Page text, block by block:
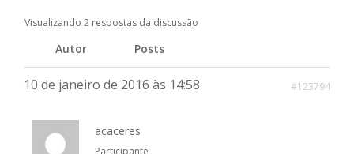
Visualizando 2 respostas da discussão
Autor Posts
10 de janeiro de 2016 às 14:58 #123794
acaceres
Participante